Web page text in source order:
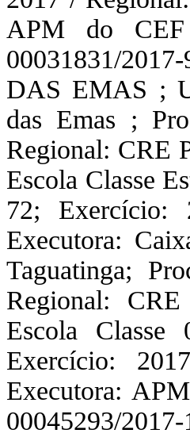
APM do CEF
00031831/
DAS EMAS ;
das Emas ;
Regional: CRE
Escola Classe
72; Exercício:
Executora:
Taguatinga;
Regional:
Escola Classe
Exercício:
Executora:
00045293/